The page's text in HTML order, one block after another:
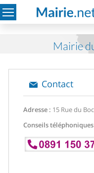
Mairie
Contact
Adresse : 15 Rue du
Conseils téléphoniques